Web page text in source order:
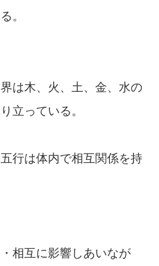
。
は木、火、土、金、水の
立っている。
内で相互関係を持
相互に影響しあいなが